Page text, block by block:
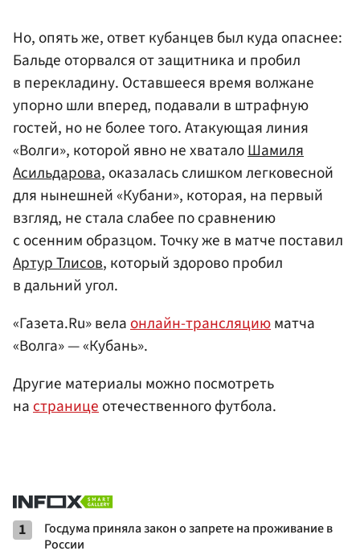
Но, опять же, ответ кубанцев был куда опаснее:
Бальде оторвался от защитника и пробил
в перекладину. Оставшееся время волжане
упорно шли вперед, подавали в штрафную
гостей, но не более того. Атакующая линия
«Волги», которой явно не хваталоШамиля
Асильдарова, оказалась слишком легковесной
для нынешней «Кубани», которая, на первый
взгляд, не стала слабее по сравнению
с осенним образцом. Точку же в матче поставил
Артур Тлисов, который здорово пробил
в дальний угол.
«Газета.Ru» велаонлайн-трансляциюматча
«Волга» — «Кубань».
Другие материалы можно посмотреть
настраницеотечественного футбола.
1
Госдума приняла закон о запрете на проживание в
России